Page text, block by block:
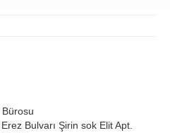
Bulvarı Şirin sok Elit Apt.